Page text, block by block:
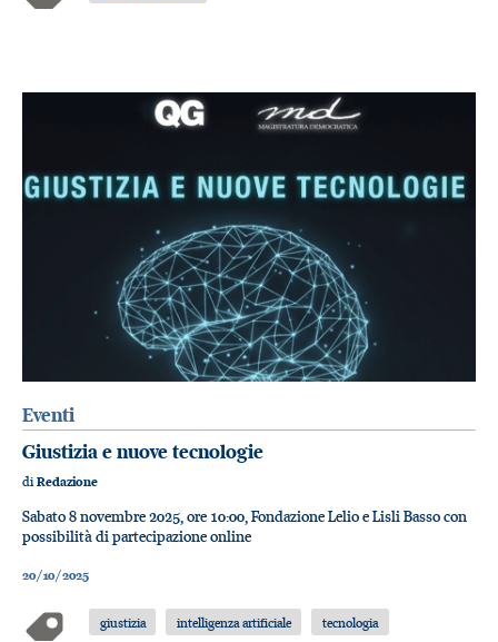
Eventi
Giustizia e nuove tecnologie
diRedazione
Sabato 8 novembre 2025, ore 10:00, Fondazione Lelio e Lisli Basso con
possibilità di partecipazione online
20/10/2025
giustizia intelligenza artificiale tecnologia